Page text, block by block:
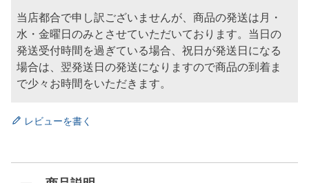
当店都合で申し訳ございませんが、商品の発送は月・
水・金曜日のみとさせていただいております。当日の
発送受付時間を過ぎている場合、祝日が発送日になる
場合は、翌発送日の発送になりますので商品の到着ま
で少々お時間をいただきます。
レビューを書く